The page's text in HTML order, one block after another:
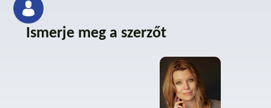
Ismerje meg a szerzőt